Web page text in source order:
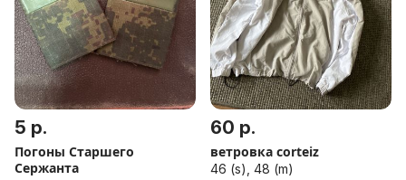
5 р.
Погоны Старшего
Сержанта
60 р.
ветровка corteiz
46 (s), 48 (m)